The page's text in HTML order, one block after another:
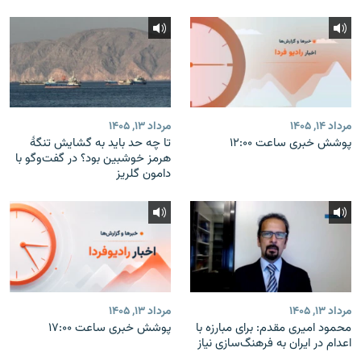
مرداد ۱۴, ۱۴۰۵
پوشش خبری ساعت ۱۲:۰۰
مرداد ۱۳, ۱۴۰۵
تا چه حد باید به گشایش تنگهٔ
هرمز خوشبین بود؟ در گفت‌وگو با
دامون گلریز
مرداد ۱۳, ۱۴۰۵
محمود امیری مقدم: برای مبارزه با
اعدام در ایران به فرهنگ‌سازی نیاز
مرداد ۱۳, ۱۴۰۵
پوشش خبری ساعت ۱۷:۰۰